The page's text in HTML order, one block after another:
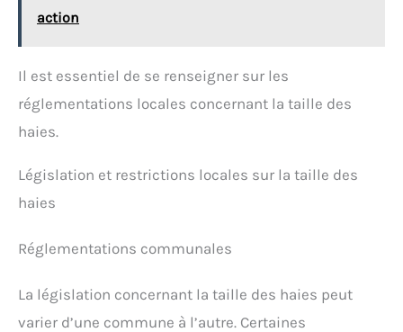
action
Il est essentiel de se renseigner sur les
réglementations locales concernant la taille des
haies.
Législation et restrictions locales sur la taille des
haies
Réglementations communales
La législation concernant la taille des haies peut
varier d’une commune à l’autre. Certaines